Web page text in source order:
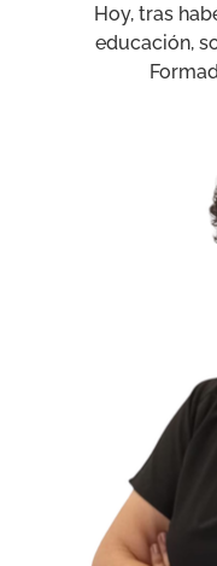
Hoy, tras
educación,